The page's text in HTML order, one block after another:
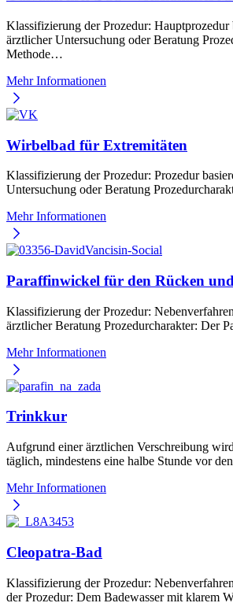
Klassifizierung der Prozedur: Hauptprozedur
ärztlicher Untersuchung oder Beratung
Methode…
Mehr Informationen
Wirbelbad für Extremitäten
Klassifizierung der Prozedur: Prozedur
Untersuchung oder Beratung
Mehr Informationen
Paraffinwickel für den Rücken
Klassifizierung der Prozedur:
ärztlicher Beratung Prozedurcharakter: Der
Mehr Informationen
Trinkkur
Aufgrund einer ärztlichen Verschreibung
täglich, mindestens eine halbe Stunde vor
Mehr Informationen
Cleopatra-Bad
Klassifizierung der Prozedur:
der Prozedur: Dem Badewasser mit klarem